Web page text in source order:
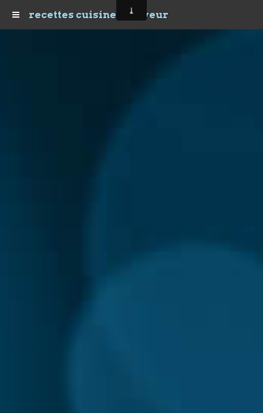
recettes cuisine et saveur